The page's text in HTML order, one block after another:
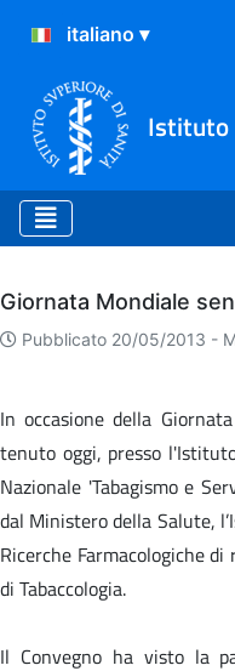
Istituto
Archivio
Giornata Mondiale
Pubblicato 20/05/2013 -
In occasione della
tenuto oggi, presso
Nazionale 'Tabagismo e
dal Ministero della Salute,
Ricerche Farmacologiche
di Tabaccologia.
Il Convegno ha visto la